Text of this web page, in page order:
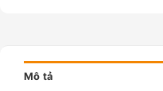
Mô tả